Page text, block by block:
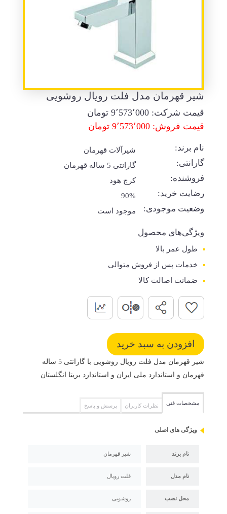
شیر قهرمان مدل فلت رویال روشویی
قیمت شرکت: 9٬573٬000تومان
قیمت فروش: 9٬573٬000 تومان
نام برند: شیرآلات قهرمان
گارانتی: گارانتی 5 ساله قهرمان
فروشنده: کرج هود
رضایت خرید: 90%
وضعیت موجودی: موجود است
ویژگی‌های محصول
طول عمر بالا
خدمات پس از فروش متوالی
ضمانت اصالت کالا
شیر قهرمان مدل فلت رویال روشویی با گارانتی 5 ساله
قهرمان و استاندارد ملی ایران و استاندارد بریتا انگلستان
مشخصات فنی نظرات کاربران پرسش و پاسخ
ویژگی های اصلی
نام برند شیر قهرمان
نام مدل فلت رویال
محل نصب روشویی